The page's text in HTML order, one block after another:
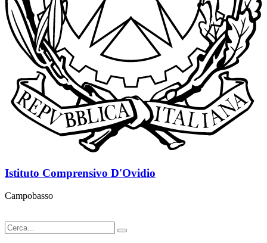
Istituto Comprensivo D'Ovidio
Campobasso